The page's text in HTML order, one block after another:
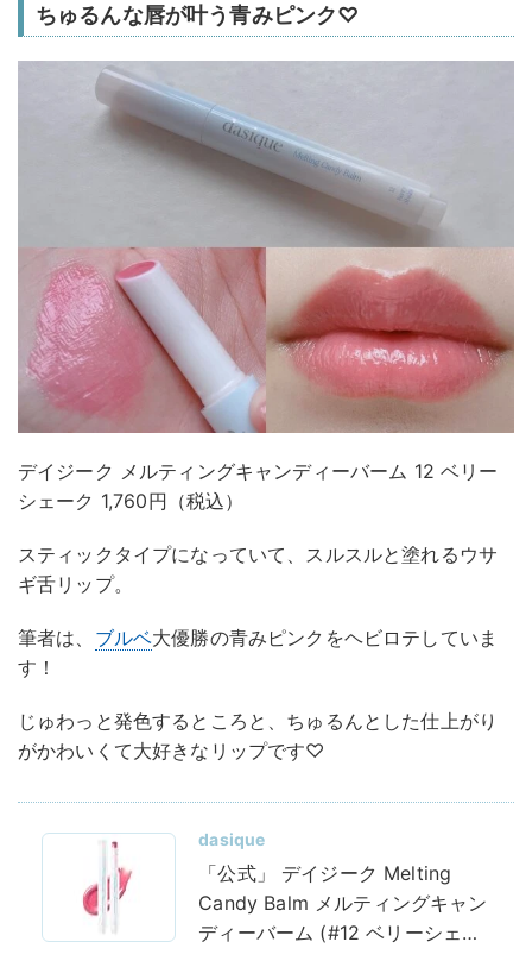
ちゅるんな唇が叶う青みピンク♡
デイジーク メルティングキャンディーバーム 12 ベリー
シェーク 1,760円（税込）
スティックタイプになっていて、スルスルと塗れるウサ
ギ舌リップ。
筆者は、 ブルベ大優勝の青みピンクをヘビロテしていま
す！
じゅわっと発色するところと、ちゅるんとした仕上がり
がかわいくて大好きなリップです♡
dasique
「公式」 デイジーク Melting
Candy Balm メルティングキャン
ディーバーム (#12 ベリーシェー